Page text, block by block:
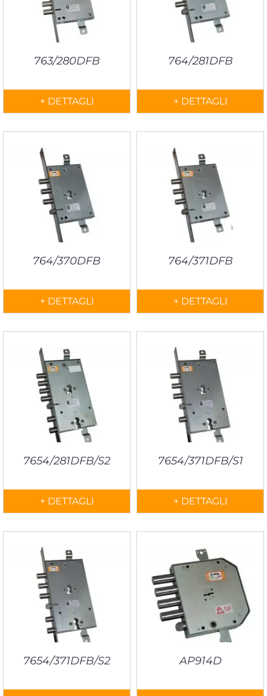
763/280DFB
+ DETTAGLI
764/281DFB
+ DETTAGLI
764/370DFB
+ DETTAGLI
764/371DFB
+ DETTAGLI
7654/281DFB/S2
+ DETTAGLI
7654/371DFB/S1
+ DETTAGLI
7654/371DFB/S2 AP914D